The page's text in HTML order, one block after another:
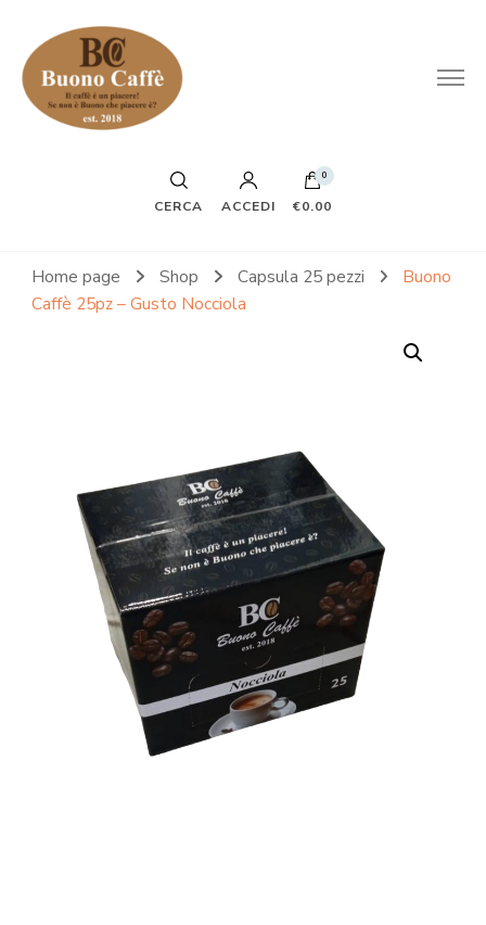
CERCA ACCEDI
0
€0.00
Home page Shop Capsula 25 pezzi
Buono
Caffè 25pz – Gusto Nocciola